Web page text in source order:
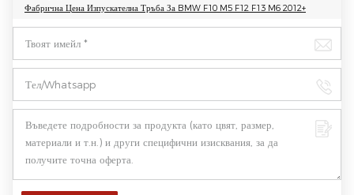
Фабрична Цена Изпускателна Тръба За BMW F10 M5 F12 F13 M6 2012+